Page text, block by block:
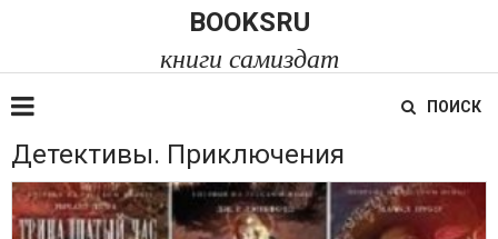
BOOKSRU
книги самиздат
ПОИСК
Детективы. Приключения